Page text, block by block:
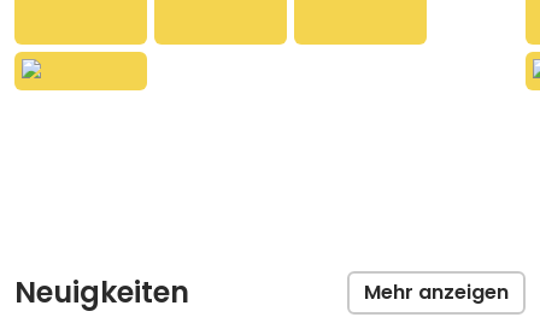
Neuigkeiten Mehr anzeigen